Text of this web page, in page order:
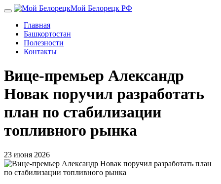
Перейти
основному
содержанию
Мой Белорецк РФ
Главная
Башкортостан
Полезности
Контакты
Вице-премьер Александр
Новак поручил разработать
план по стабилизации
топливного рынка
23 июня 2026